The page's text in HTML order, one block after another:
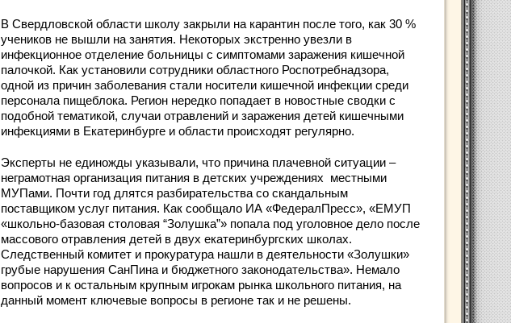
В Свердловской области школу закрыли на карантин после того, как 30 %
учеников не вышли на занятия. Некоторых экстренно увезли в
инфекционное отделение больницы с симптомами заражения кишечной
палочкой. Как установили сотрудники областного Роспотребнадзора,
одной из причин заболевания стали носители кишечной инфекции среди
персонала пищеблока. Регион нередко попадает в новостные сводки с
подобной тематикой, случаи отравлений и заражения детей кишечными
инфекциями в Екатеринбурге и области происходят регулярно.
Эксперты не единожды указывали, что причина плачевной ситуации –
неграмотная организация питания в детских учреждениях местными
МУПами. Почти год длятся разбирательства со скандальным
поставщиком услуг питания. Как сообщало ИА «ФедералПресс», «ЕМУП
«школьно-базовая столовая “Золушка”» попала под уголовное дело после
массового отравления детей в двух екатеринбургских школах.
Следственный комитет и прокуратура нашли в деятельности «Золушки»
грубые нарушения СанПина и бюджетного законодательства». Немало
вопросов и к остальным крупным игрокам рынка школьного питания, на
данный момент ключевые вопросы в регионе так и не решены.